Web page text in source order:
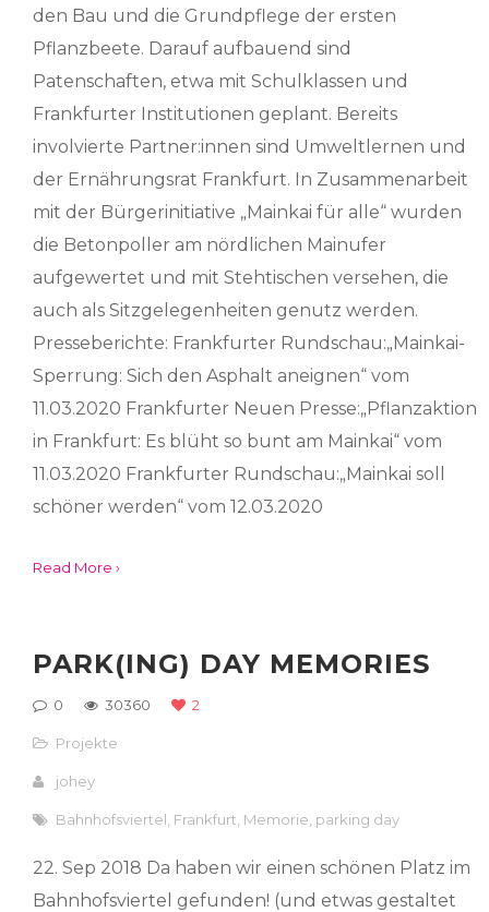
den Bau und die Grundpflege der ersten
Pflanzbeete. Darauf aufbauend sind
Patenschaften, etwa mit Schulklassen und
Frankfurter Institutionen geplant. Bereits
involvierte Partner:innen sind Umweltlernen und
der Ernährungsrat Frankfurt. In Zusammenarbeit
mit der Bürgerinitiative „Mainkai für alle“ wurden
die Betonpoller am nördlichen Mainufer
aufgewertet und mit Stehtischen versehen, die
auch als Sitzgelegenheiten genutz werden.
Presseberichte: Frankfurter Rundschau:„Mainkai-
Sperrung: Sich den Asphalt aneignen“ vom
11.03.2020 Frankfurter Neuen Presse:„Pflanzaktion
in Frankfurt: Es blüht so bunt am Mainkai“ vom
11.03.2020 Frankfurter Rundschau:„Mainkai soll
schöner werden“ vom 12.03.2020
Read More ›
PARK(ING) DAY MEMORIES
0 30360 2
Projekte
johey
Bahnhofsviertel Frankfurt Memorie parking day
22. Sep 2018 Da haben wir einen schönen Platz im
Bahnhofsviertel gefunden! (und etwas gestaltet